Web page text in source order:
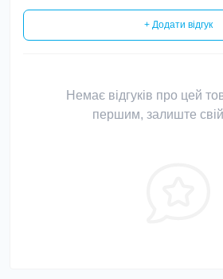
+ Додати відгук
Немає відгуків про цей
першим, залиште свій